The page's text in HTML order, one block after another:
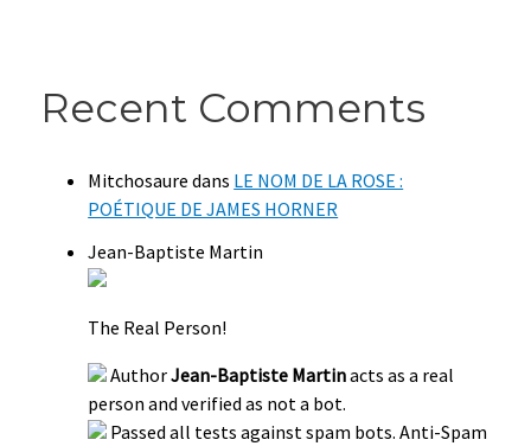
Recent Comments
Mitchosaure dans LE NOM DE LA ROSE :
POÉTIQUE DE JAMES HORNER
Jean-Baptiste Martin
The Real Person!
AuthorJean-Baptiste Martinacts as a real
person and verified as not a bot.
Passed all tests against spam bots. Anti-Spam